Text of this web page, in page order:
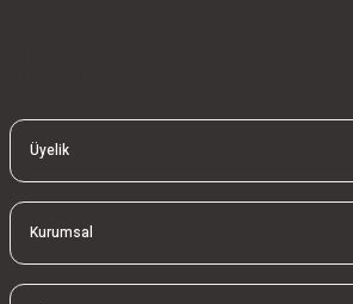
Üyelik
Kurumsal